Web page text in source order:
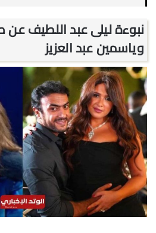
نبوءة ليلى عبد اللطيف
وياسمين عبد العزيز